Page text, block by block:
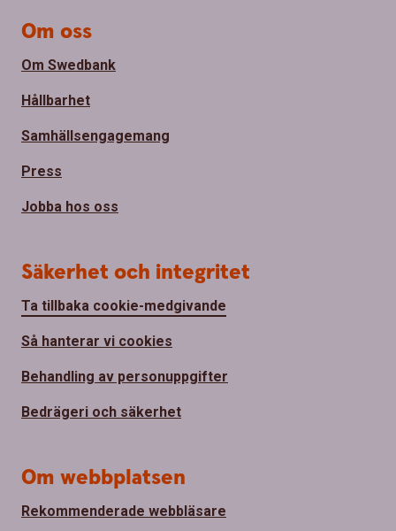
Om oss
Om Swedbank
Hållbarhet
Samhällsengagemang
Press
Jobba hos oss
Säkerhet och integritet
Ta tillbaka cookie-medgivande
Så hanterar vi cookies
Behandling av personuppgifter
Bedrägeri och säkerhet
Om webbplatsen
Rekommenderade webbläsare